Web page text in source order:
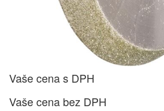
Vaše cena s DPH
Vaše cena bez DPH